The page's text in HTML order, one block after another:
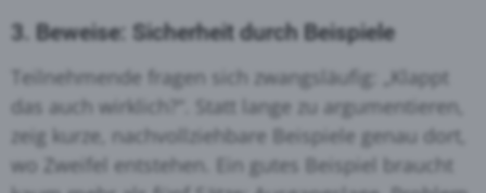
3. Beweise: Sicherheit durch Beispiele
Teilnehmende fragen sich zwangsläufig: „Klappt
das auch wirklich?“. Statt lange zu argumentieren,
zeig kurze, nachvollziehbare Beispiele genau dort,
wo Zweifel entstehen. Ein gutes Beispiel braucht